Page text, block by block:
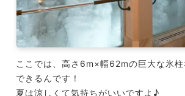
ここでは、高さ6m×幅62mの巨大な氷
できるんです！
夏は涼しくて気持ちがいいですよ♪